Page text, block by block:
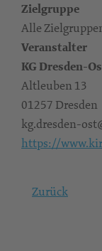
Zielgruppe
Alle
Veranstalter
KG Dresden-
Altleuben 13
01257 Dresden
kg.dresden-
https://
Zurück